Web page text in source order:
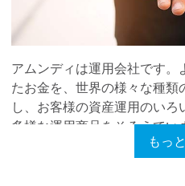
アムンディは運用会社です
たお金を、世界の様々な種
し、お客様の資産運用のいろ
多様な運用商品をそろえてい
は銀行や証券会社のような
もっ